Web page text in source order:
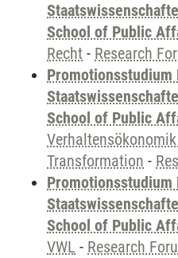
School of Public
Recht - Research
Promotionsstudium
School of Public
Transformation -
Promotionsstudium
School of Public
VWL - Research